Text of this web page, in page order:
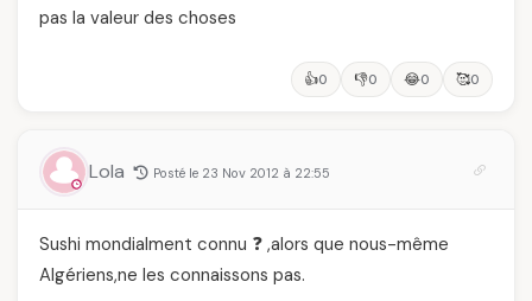
pas la valeur des choses
👍0 👎0 😂0 🥰0
Lola Posté le 23 Nov 2012 à 22:55
Sushi mondialment connu ❓ ,alors que nous-même
Algériens,ne les connaissons pas.